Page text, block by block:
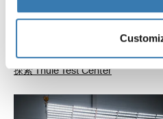
極端測試。我們的車頂架系統
設計，而且還力求能與您的愛
探索 Thule Test Center